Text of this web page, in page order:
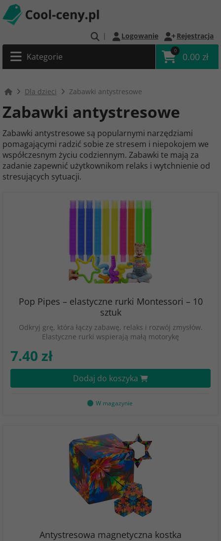
| Logowanie Rejestracja
Kategorie
0
0.00 zł
Dla dzieci Zabawki antystresowe
Zabawki antystresowe
Zabawki antystresowe są popularnymi narzędziami
pomagającymi radzić sobie ze stresem i niepokojem we
współczesnym życiu codziennym. Zabawki te mają za
zadanie zapewnić użytkownikom relaks i wytchnienie od
stresujących sytuacji.
Pop Pipes – elastyczne rurki Montessori – 10
sztuk
Odkryj grę, która łączy zabawę, relaks i rozwój zmysłów.
Elastyczne rurki wspierają małą motorykę
7.40 zł
Dodaj do koszyka
W magazynie
Antystresowa magnetyczna kostka